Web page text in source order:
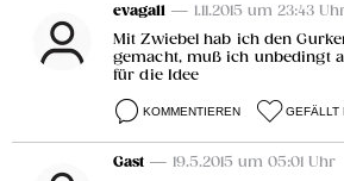
evagall — 1.11.2015 um 23:43
Mit Zwiebel hab ich den
gemacht, muß ich unbedingt
für die Idee
KOMMENTIEREN GEFÄLLT
Gast — 19.5.2015 um 05:01 Uhr